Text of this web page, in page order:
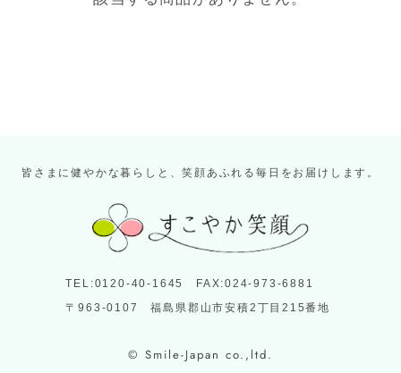
皆さまに健やかな暮らしと、笑顔あふれる毎日をお届けします。
TEL:0120-40-1645 FAX:024-973-6881
〒963-0107 福島県郡山市安積2丁目215番地
© Smile-Japan co.,ltd.